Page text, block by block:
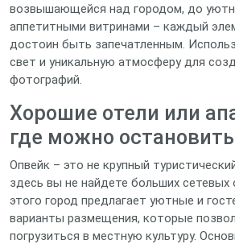
возвышающейся над городом, до
аппетитными витринами – каждый
достоин быть запечатленным.
свет и уникальную атмосферу для
фотографий.
Хорошие отели или
где можно
Опвейк – это не крупный
здесь вы не найдете больших сетевых
этого город предлагает уютные и
варианты размещения, которые
погрузиться в местную культуру.